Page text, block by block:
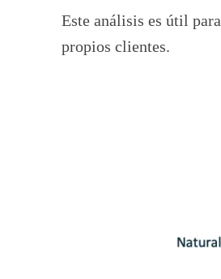
Este análisis es útil
propios clientes.